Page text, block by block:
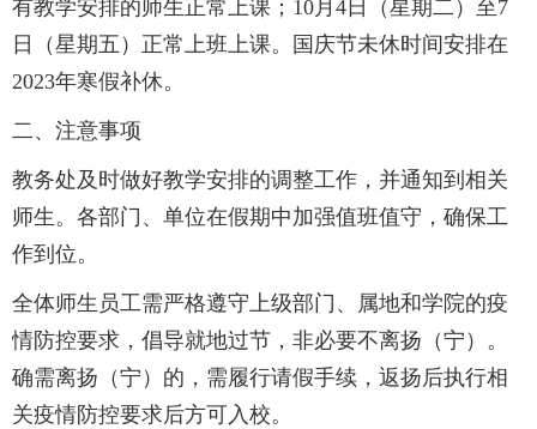
有教学安排的师生正常上课；10月4日（星期二）至7
日（星期五）正常上班上课。国庆节未休时间安排在
2023年寒假补休。
二、注意事项
教务处及时做好教学安排的调整工作，并通知到相关
师生。各部门、单位在假期中加强值班值守，确保工
作到位。
全体师生员工需严格遵守上级部门、属地和学院的疫
情防控要求，倡导就地过节，非必要不离扬（宁）。
确需离扬（宁）的，需履行请假手续，返扬后执行相
关疫情防控要求后方可入校。